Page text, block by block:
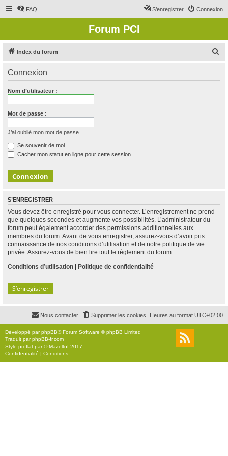
FAQ Connexion
S’enregistrer
Forum PCI
Index du forum
Connexion
Nom d’utilisateur :
Mot de passe :
J’ai oublié mon mot de passe
Se souvenir de moi
Cacher mon statut en ligne pour cette session
S’ENREGISTRER
Vous devez être enregistré pour vous connecter. L’enregistrement ne prend
que quelques secondes et augmente vos possibilités. L’administrateur du
forum peut également accorder des permissions additionnelles aux
membres du forum. Avant de vous enregistrer, assurez-vous d’avoir pris
connaissance de nos conditions d’utilisation et de notre politique de vie
privée. Assurez-vous de bien lire tout le règlement du forum.
Conditions d’utilisation | Politique de confidentialité
S’enregistrer
Heures au format UTC+02:00
Supprimer les cookies
Nous contacter
Développé parphpBB® Forum Software © phpBB Limited
Traduit parphpBB-fr.com
Style proflat par ©Mazeltof 2017
Confidentialité | Conditions